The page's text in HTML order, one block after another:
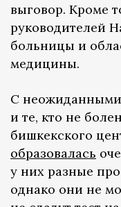
выговор. Кроме
руководителей
больницы и
медицины.
С неожиданными
и те, кто не
бишкекского
образовалась
у них разные
однако они не